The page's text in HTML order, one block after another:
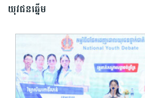
យុវជនឆ្នើម